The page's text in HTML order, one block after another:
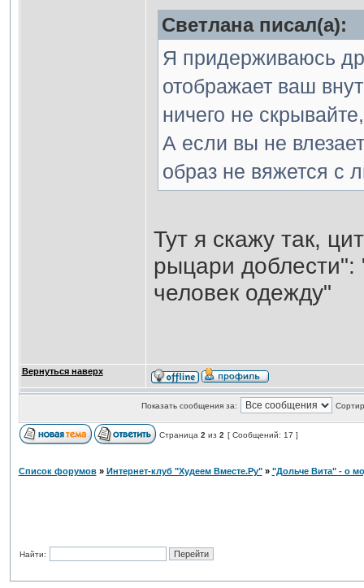
Светлана писал(а):
Я придерживаюсь
отображает ваш
ничего не
А если вы не
образ не вяжется с
Тут я скажу так,
рыцари
человек одежду"
Вернуться наверх
Показать сообщения за:
Страница 2 из 2 [ Сообщений: 17 ]
Список форумов» Интернет-клуб "Худеем Вместе.Ру"» "Дольче Вита" - о
Найти: